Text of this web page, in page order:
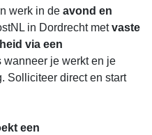
werk in de avond en
in Dordrecht metvaste
via een
wanneer je werkt en je
Solliciteer direct en start
een